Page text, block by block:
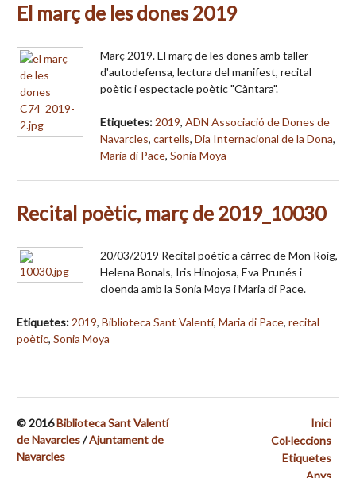
El març de les dones 2019
Març 2019. El març de les dones amb taller
d'autodefensa, lectura del manifest, recital
poètic i espectacle poètic "Càntara".
Etiquetes: 2019, ADN Associació de Dones de
Navarcles, cartells, Dia Internacional de la Dona,
Maria di Pace, Sonia Moya
Recital poètic, març de 2019_10030
20/03/2019 Recital poètic a càrrec de Mon Roig,
Helena Bonals, Iris Hinojosa, Eva Prunés i
cloenda amb la Sonia Moya i Maria di Pace.
Etiquetes: 2019, Biblioteca Sant Valentí, Maria di Pace, recital
poètic, Sonia Moya
Inici
Col·leccions
Etiquetes
Anys
© 2016Biblioteca Sant Valentí
de Navarcles/Ajuntament de
Navarcles